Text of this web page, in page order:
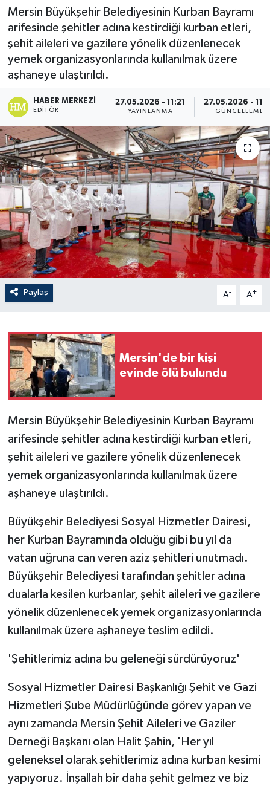
Mersin Büyükşehir Belediyesinin Kurban Bayramı
arifesinde şehitler adına kestirdiği kurban etleri,
şehit aileleri ve gazilere yönelik düzenlenecek
yemek organizasyonlarında kullanılmak üzere
aşhaneye ulaştırıldı.
HABER MERKEZI
EDITÖR
27.05.2026 - 11:21
YAYINLANMA
27.05.2026 -
GÜNCELLEME
Paylaş A- A+
Mersin'de bir kişi
evinde ölü bulundu
Mersin Büyükşehir Belediyesinin Kurban Bayramı
arifesinde şehitler adına kestirdiği kurban etleri,
şehit aileleri ve gazilere yönelik düzenlenecek
yemek organizasyonlarında kullanılmak üzere
aşhaneye ulaştırıldı.
Büyükşehir Belediyesi Sosyal Hizmetler Dairesi,
her Kurban Bayramında olduğu gibi bu yıl da
vatan uğruna can veren aziz şehitleri unutmadı.
Büyükşehir Belediyesi tarafından şehitler adına
dualarla kesilen kurbanlar, şehit aileleri ve gazilere
yönelik düzenlenecek yemek organizasyonlarında
kullanılmak üzere aşhaneye teslim edildi.
'Şehitlerimiz adına bu geleneği sürdürüyoruz'
Sosyal Hizmetler Dairesi Başkanlığı Şehit ve Gazi
Hizmetleri Şube Müdürlüğünde görev yapan ve
aynı zamanda Mersin Şehit Aileleri ve Gaziler
Derneği Başkanı olan Halit Şahin, 'Her yıl
geleneksel olarak şehitlerimiz adına kurban kesimi
yapıyoruz. İnşallah bir daha şehit gelmez ve biz